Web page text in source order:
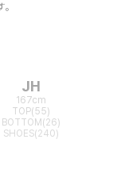
JH
167cm
TOP(55)
BOTTOM(26)
SHOES(240)